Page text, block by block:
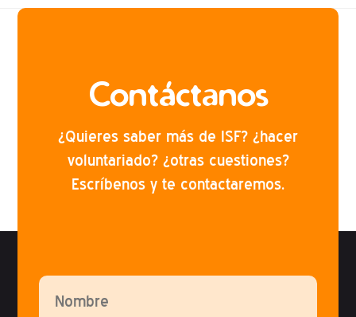
Contáctanos
¿Quieres saber más de ISF? ¿hacer
voluntariado? ¿otras cuestiones?
Escríbenos y te contactaremos.
Por favor, deja este campo vacío.